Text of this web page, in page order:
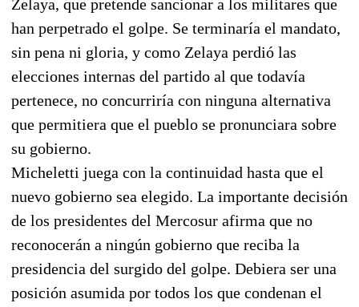
Zelaya, que pretende sancionar a los militares que
han perpetrado el golpe. Se terminaría el mandato,
sin pena ni gloria, y como Zelaya perdió las
elecciones internas del partido al que todavía
pertenece, no concurriría con ninguna alternativa
que permitiera que el pueblo se pronunciara sobre
su gobierno.
Micheletti juega con la continuidad hasta que el
nuevo gobierno sea elegido. La importante decisión
de los presidentes del Mercosur afirma que no
reconocerán a ningún gobierno que reciba la
presidencia del surgido del golpe. Debiera ser una
posición asumida por todos los que condenan el